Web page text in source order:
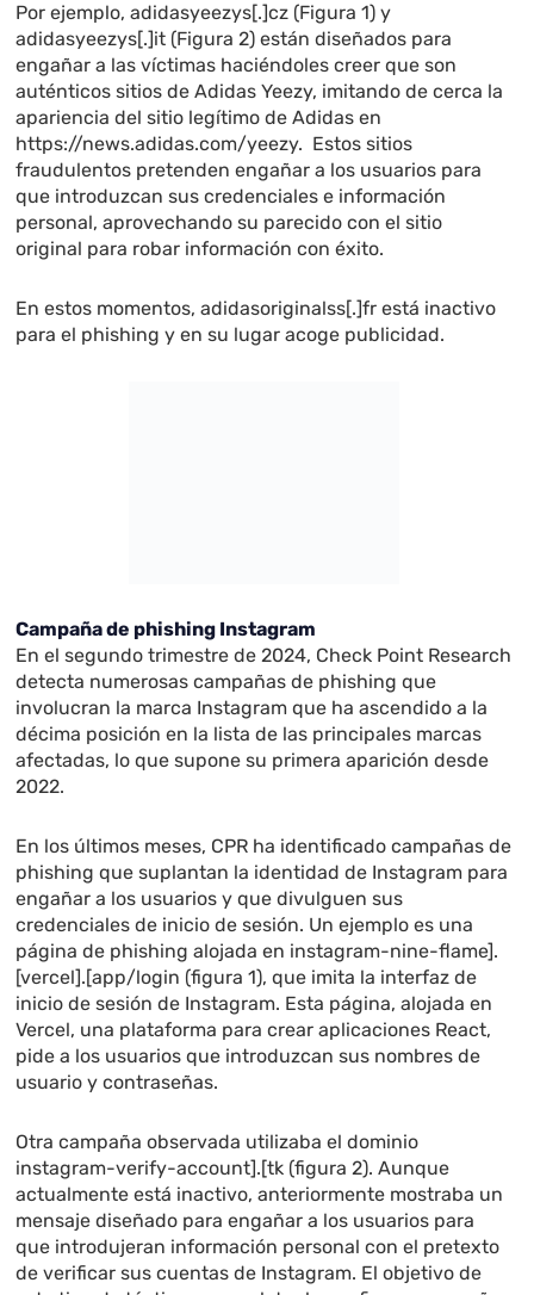
Por ejemplo, adidasyeezys[.]cz (Figura 1) y
adidasyeezys[.]it (Figura 2) están diseñados para
engañar a las víctimas haciéndoles creer que son
auténticos sitios de Adidas Yeezy, imitando de cerca la
apariencia del sitio legítimo de Adidas en
https://news.adidas.com/yeezy. Estos sitios
fraudulentos pretenden engañar a los usuarios para
que introduzcan sus credenciales e información
personal, aprovechando su parecido con el sitio
original para robar información con éxito.
En estos momentos, adidasoriginalss[.]fr está inactivo
para el phishing y en su lugar acoge publicidad.
Campaña de phishing Instagram
En el segundo trimestre de 2024, Check Point Research
detecta numerosas campañas de phishing que
involucran la marca Instagram que ha ascendido a la
décima posición en la lista de las principales marcas
afectadas, lo que supone su primera aparición desde
2022.
En los últimos meses, CPR ha identificado campañas de
phishing que suplantan la identidad de Instagram para
engañar a los usuarios y que divulguen sus
credenciales de inicio de sesión. Un ejemplo es una
página de phishing alojada en instagram-nine-flame].
[vercel].[app/login (figura 1), que imita la interfaz de
inicio de sesión de Instagram. Esta página, alojada en
Vercel, una plataforma para crear aplicaciones React,
pide a los usuarios que introduzcan sus nombres de
usuario y contraseñas.
Otra campaña observada utilizaba el dominio
instagram-verify-account].[tk (figura 2). Aunque
actualmente está inactivo, anteriormente mostraba un
mensaje diseñado para engañar a los usuarios para
que introdujeran información personal con el pretexto
de verificar sus cuentas de Instagram. El objetivo de